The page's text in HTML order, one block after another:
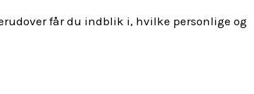
får du indblik i, hvilke personlige og